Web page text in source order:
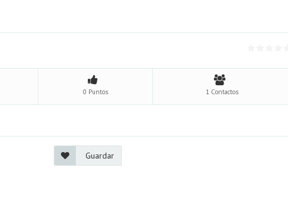
0 Puntos 1 Contactos
Guardar